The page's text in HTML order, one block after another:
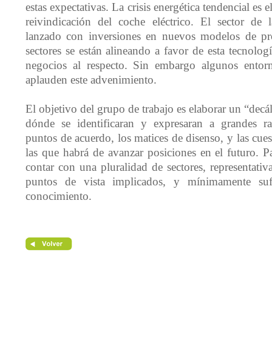
estas expectativas. La crisis energética tendencial es
reivindicación del coche eléctrico. El sector de
lanzado con inversiones en nuevos modelos de
sectores se están alineando a favor de esta
negocios al respecto. Sin embargo algunos
aplauden este advenimiento.
El objetivo del grupo de trabajo es elaborar un
dónde se identificaran y expresaran a grandes
puntos de acuerdo, los matices de disenso, y las
las que habrá de avanzar posiciones en el futuro.
contar con una pluralidad de sectores,
puntos de vista implicados, y mínimamente
conocimiento.